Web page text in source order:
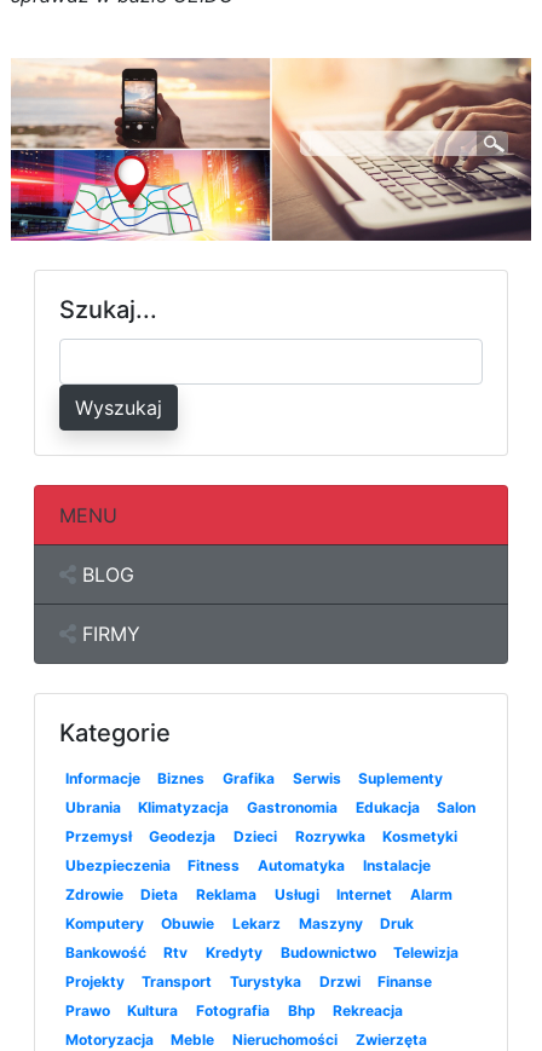
Szukaj...
Wyszukaj
MENU
BLOG
FIRMY
Kategorie
Informacje Biznes Grafika Serwis
Suplementy
Ubrania
Klimatyzacja Gastronomia Edukacja
Salon
Przemysł
Geodezja Dzieci Rozrywka
Kosmetyki
Ubezpieczenia
Fitness Automatyka
Instalacje
Zdrowie
Dieta Reklama Usługi Internet
Alarm
Komputery
Obuwie Lekarz Maszyny
Druk
Bankowość
Rtv Kredyty Budownictwo
Telewizja
Projekty
Transport Turystyka Drzwi
Finanse
Prawo
Kultura Fotografia Bhp
Rekreacja
Motoryzacja
Meble Nieruchomości
Zwierzęta